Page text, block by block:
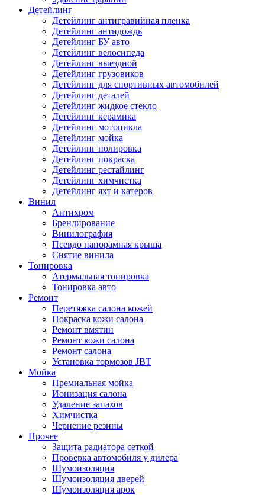
Детейлинг
Детейлинг антигравийная пленка
Детейлинг антидождь
Детейлинг БУ авто
Детейлинг велосипеда
Детейлинг выездной
Детейлинг грузовиков
Детейлинг для спортивных автомобилей
Детейлинг деталей
Детейлинг жидкое стекло
Детейлинг керамика
Детейлинг мотоцикла
Детейлинг мойка
Детейлинг полировка
Детейлинг покраска
Детейлинг рестайлинг
Детейлинг химчистка
Детейлинг яхт и катеров
Винил
Антихром
Брендирование
Винилография
Псевдо панорамная крыша
Снятие винила
Тонировка
Атермальная тонировка
Тонировка авто
Ремонт
Перетяжка салона кожей
Покраска кожи салона
Ремонт вмятин
Ремонт кожи салона
Ремонт салона
Установка тормозов JBT
Мойка
Премиальная мойка
Ионизация салона
Удаление запахов
Химчистка
Чернение резины
Прочее
Защита радиатора сеткой
Проверка автомобиля у дилера
Шумоизоляция
Шумоизоляция дверей
Шумоизоляция арок